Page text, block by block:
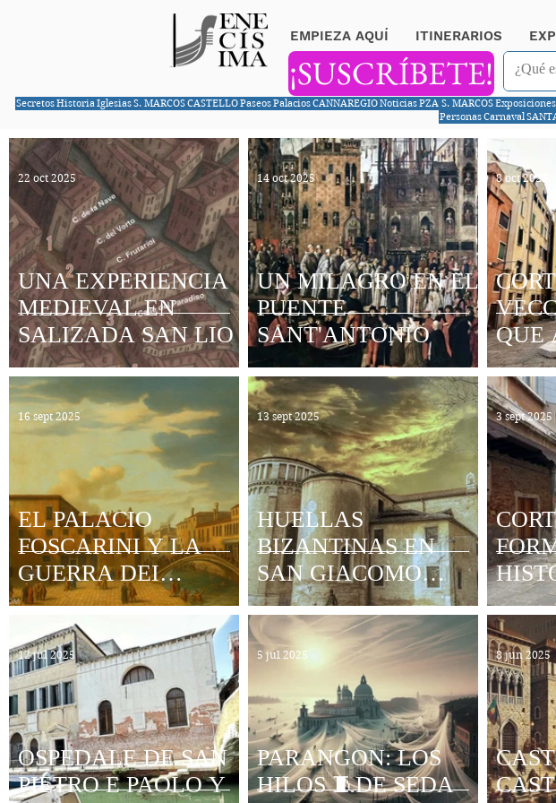
EMPIEZA AQUÍ ITINERARIOS
¡SUSCRÍBETE!
SecretosHistoriaIglesiasS. MARCOSCASTELLOPaseosPalaciosCANNAREGIONoticiasPZA S. MARCOSExposiciones
PersonasCarnaval
UNA EXPERIENCIA
MEDIEVAL EN
SALIZADA SAN LIO
22 oct 2025
UN MILAGRO EN EL
PUENTE
SANT'ANTONIO
14 oct 2025
QUE
8 oct 2025
EL PALACIO
FOSCARINI Y LA
GUERRA DEI
BASTONI
16 sept 2025
HUELLAS
BIZANTINAS EN
SAN GIACOMO
DALL'ORIO
13 sept 2025 3 sept 2025
OSPEDALE DE SAN
PIETRO E PAOLO Y
12 jul 2025
PARANGON: LOS
HILOS 🧵DE SEDA
5 jul 2025 8 jun 2025